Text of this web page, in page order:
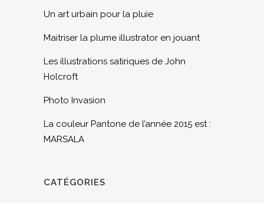
Un art urbain pour la pluie
Maitriser la plume illustrator en jouant
Les illustrations satiriques de John
Holcroft
Photo Invasion
La couleur Pantone de l’année 2015 est :
MARSALA
CATÉGORIES